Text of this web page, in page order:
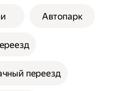
Автопарк
переезд